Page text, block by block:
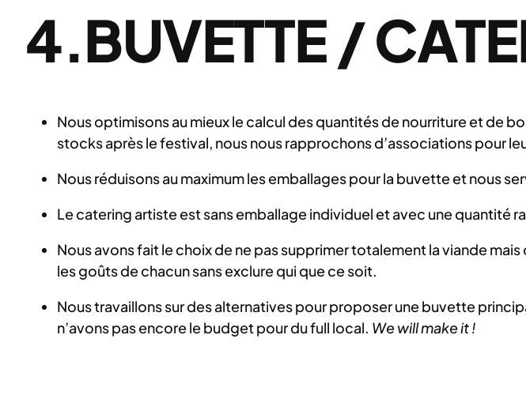
4.BUVETTE /
Nous optimisons au mieux le calcul des quantités de nourriture et de
stocks après le festival, nous nous rapprochons d’associations pour
Nous réduisons au maximum les emballages pour la buvette et nous
Le catering artiste est sans emballage individuel et avec une quantité
Nous avons fait le choix de ne pas supprimer totalement la viande
les goûts de chacun sans exclure qui que ce soit.
Nous travaillons sur des alternatives pour proposer une buvette
n’avons pas encore le budget pour du full local. We will make it !